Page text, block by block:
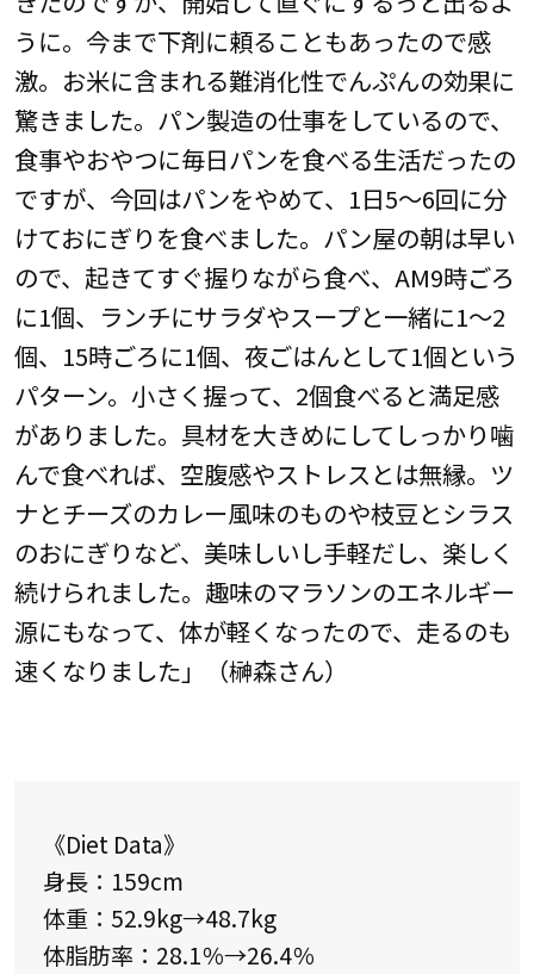
うに。今まで下剤に頼ることもあったので感
激。お米に含まれる難消化性でんぷんの効果に
驚きました。パン製造の仕事をしているので、
食事やおやつに毎日パンを食べる生活だったの
ですが、今回はパンをやめて、1日5〜6回に分
けておにぎりを食べました。パン屋の朝は早い
ので、起きてすぐ握りながら食べ、AM9時ごろ
に1個、ランチにサラダやスープと一緒に1〜2
個、15時ごろに1個、夜ごはんとして1個という
パターン。小さく握って、2個食べると満足感
がありました。具材を大きめにしてしっかり噛
んで食べれば、空腹感やストレスとは無縁。ツ
ナとチーズのカレー風味のものや枝豆とシラス
のおにぎりなど、美味しいし手軽だし、楽しく
続けられました。趣味のマラソンのエネルギー
源にもなって、体が軽くなったので、走るのも
速くなりました」（榊森さん）
《Diet Data》
身長：159cm
体重：52.9kg→48.7kg
体脂肪率：28.1％→26.4％